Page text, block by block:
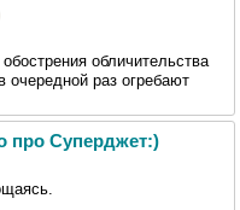
обличительства
очередной раз огребают
про Суперджет:)